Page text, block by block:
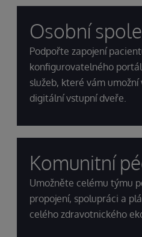
Osobní
Podpořte zapojení
konfigurovatelného
služeb, které vám
digitální vstupní dveře.
Komunitní
Umožněte celému týmu
propojení, spolupráci a
celého zdravotnického